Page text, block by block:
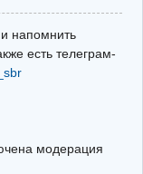
напомнить
есть телеграм-
модерация